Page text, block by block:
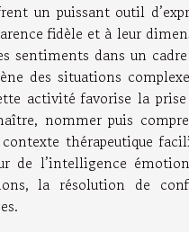
un puissant outil
fidèle et à leur
sentiments dans un
des situations
activité favorise la
nommer puis
thérapeutique
de l’intelligence
la résolution de